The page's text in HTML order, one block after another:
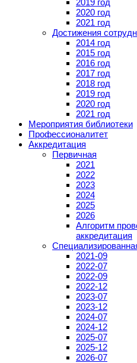
2019 год
2020 год
2021 год
Достижения
2014 год
2015 год
2016 год
2017 год
2018 год
2019 год
2020 год
2021 год
Мероприятия библиотеки
Профессионалитет
Аккредитация
Первичная
2021
2022
2023
2024
2025
2026
Алгоритм
аккредитация
2021-09
2022-07
2022-09
2022-12
2023-07
2023-12
2024-07
2024-12
2025-07
2025-12
2026-07